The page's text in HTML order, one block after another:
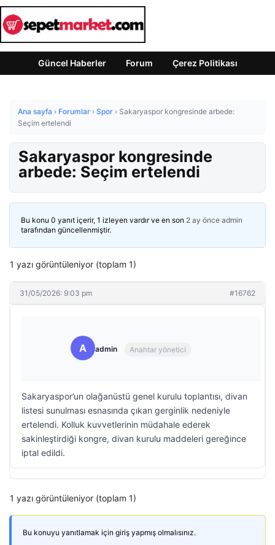
Güncel Haberler Forum Çerez Politikası
Ana sayfa › Forumlar › Spor › Sakaryaspor kongresinde arbede:
Seçim ertelendi
Sakaryaspor kongresinde
arbede: Seçim ertelendi
Bu konu 0 yanıt içerir, 1 izleyen vardır ve en son 2 ay önce admin
tarafından güncellenmiştir.
1 yazı görüntüleniyor (toplam 1)
31/05/2026: 9:03 pm #16762
A admin Anahtar yönetici
Sakaryaspor’un olağanüstü genel kurulu toplantısı, divan
listesi sunulması esnasında çıkan gerginlik nedeniyle
ertelendi. Kolluk kuvvetlerinin müdahale ederek
sakinleştirdiği kongre, divan kurulu maddeleri gereğince
iptal edildi.
1 yazı görüntüleniyor (toplam 1)
Bu konuyu yanıtlamak için giriş yapmış olmalısınız.